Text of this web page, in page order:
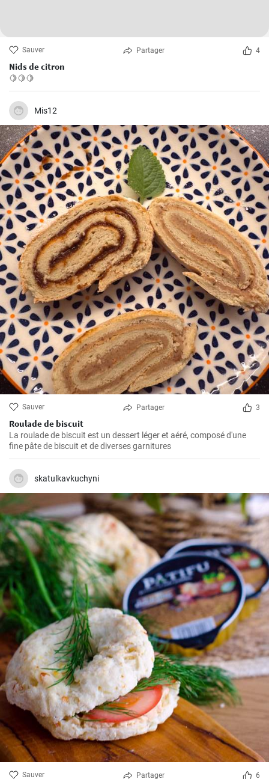
Sauver Partager 4
Nids de citron
🍋🍋🍋
Mis12
Sauver Partager 3
Roulade de biscuit
La roulade de biscuit est un dessert léger et aéré, composé d'une
fine pâte de biscuit et de diverses garnitures
skatulkavkuchyni
Sauver Partager 6